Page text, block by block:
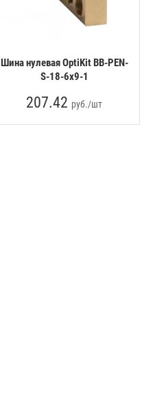
Шина нулевая OptiKit BB-PEN-
S-18-6х9-1
207.42 руб./шт